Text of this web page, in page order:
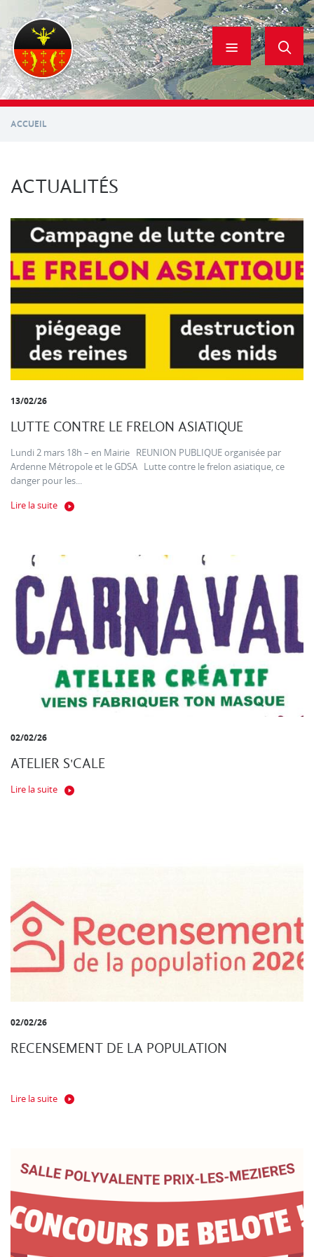
contenu
principal
ACCUEIL
ACTUALITÉS
13/02/26
LUTTE CONTRE LE FRELON ASIATIQUE
Lundi 2 mars 18h – en Mairie REUNION PUBLIQUE organisée par
Ardenne Métropole et le GDSA Lutte contre le frelon asiatique, ce
danger pour les...
Lire la suite
02/02/26
ATELIER S'CALE
Lire la suite
02/02/26
RECENSEMENT DE LA POPULATION
Lire la suite